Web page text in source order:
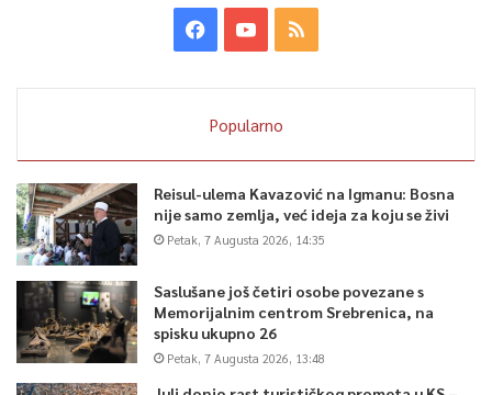
Popularno
Reisul-ulema Kavazović na Igmanu: Bosna
nije samo zemlja, već ideja za koju se živi
Petak, 7 Augusta 2026, 14:35
Saslušane još četiri osobe povezane s
Memorijalnim centrom Srebrenica, na
spisku ukupno 26
Petak, 7 Augusta 2026, 13:48